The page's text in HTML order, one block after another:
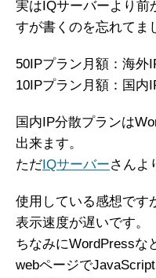
実はIQサーバーより前
すが書くのを忘れてま
50IPプラン月額：海外
10IPプラン月額：国内
国内IP分散プランは
出来ます。
ただIQサーバーさんよ
使用している感想です
表示速度が遅いです。
ちなみにWordPressな
webページで